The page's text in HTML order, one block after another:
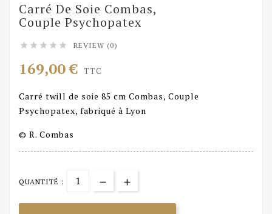
Carré De Soie Combas,
Couple Psychopatex
     REVIEW (0)
169,00 € TTC
Carré twill de soie 85 cm Combas, Couple
Psychopatex, fabriqué à Lyon
© R. Combas
QUANTITÉ :